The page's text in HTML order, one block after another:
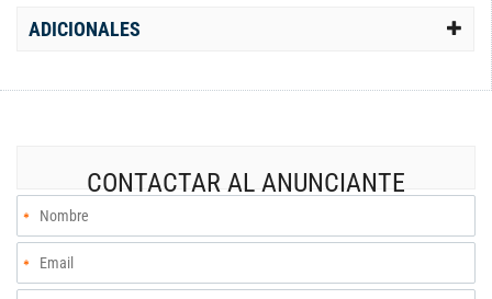
ADICIONALES
CONTACTAR AL ANUNCIANTE